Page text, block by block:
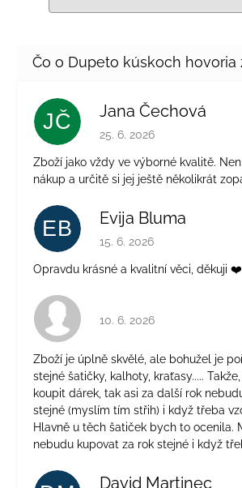
JČ Jana Čechová
Hodnotenie obchodu je 5 z
25. 6. 2026
Zboží jako vždy ve výborné kvalitě.
nákup a určitě si jej ještě několikrát
EB Evija Bluma
Hodnotenie obchodu je 5 z
15. 6. 2026
Opravdu krásné a kvalitní věci, děkuji
Hodnotenie obchodu je 4 z
10. 6. 2026
Zboží je úplně skvělé, ale bohužel je
stejné šatičky, kalhoty, kraťasy.....
koupit dárek, tak asi za další rok
stejné (myslím tím střih) i když třeba
Hlavně u těch šatiček bych to ocenila.
nebudu kupovat za rok stejné i když
David Martinec